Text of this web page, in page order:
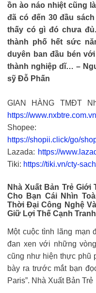
ồn ào náo nhiệt cũng
đã có đến 30 đầu
thấy có gì đó chưa
thành phố hết sức
duyên ban đầu bén
thành nghiệp dĩ… –
sỹ Đỗ Phấn
GIAN HÀNG TMĐT
https://www.nxbtre.com.vn
Shopee:
https://shopii.click/go/
Lazada: https://
Tiki: https://tiki.vn/cty-
Nhà Xuất Bản Trẻ
Cho Bạn Cái Nhìn
Thời Đại Công Nghệ
Giữ Lợi Thế Cạnh
Một cuộc tình lãng mạn
đan xen với những
cũng như hiện thực phũ
bày ra trước mắt bạn
Paris”. Nhà Xuất Bản Trẻ